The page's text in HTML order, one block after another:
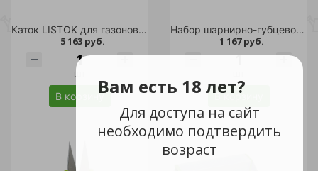
Вам есть 18 лет?
Для доступа на сайт
необходимо подтвердить
возраст
Каток LISTOK для газонов /1
5 163 руб.
шт
В корзину
Набор шарнирно-губцевого инструмента LISTOK ЭКСПЕРТ /24
1 167 руб.
В корзину